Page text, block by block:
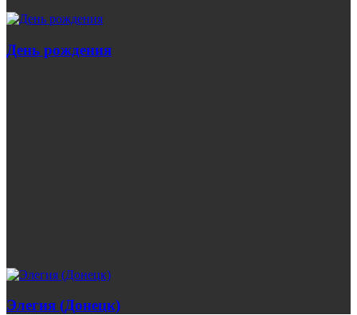
День рождения
Элегия (Донецк)